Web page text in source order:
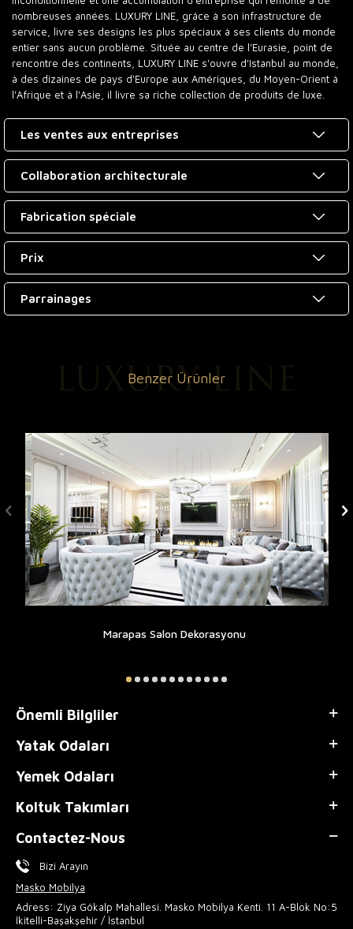
nombreuses années. LUXURY LINE, grâce à son infrastructure de
service, livre ses designs les plus spéciaux à ses clients du monde
entier sans aucun problème. Située au centre de l'Eurasie, point de
rencontre des continents, LUXURY LINE s'ouvre d'Istanbul au monde,
à des dizaines de pays d'Europe aux Amériques, du Moyen-Orient à
l'Afrique et à l'Asie, il livre sa riche collection de produits de luxe.
Les ventes aux entreprises
Collaboration architecturale
Fabrication spéciale
Prix
Parrainages
Benzer Ürünler
Marapas Salon Dekorasyonu
Önemli Bilgliler
Yatak Odaları
Yemek Odaları
Koltuk Takımları
Contactez-Nous
Bizi Arayın
Masko Mobilya
Adress: Ziya Gökalp Mahallesi. Masko Mobilya Kenti. 11 A-Blok No:5
İkitelli-Başakşehir / İstanbul